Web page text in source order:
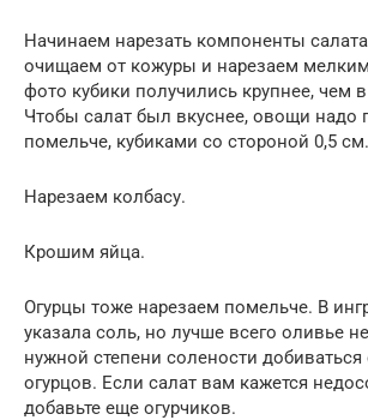
Начинаем нарезать компоненты
очищаем от кожуры и нарезаем
фото кубики получились крупнее, чем
Чтобы салат был вкуснее, овощи надо
помельче, кубиками со стороной 0,5 см.
Нарезаем колбасу.
Крошим яйца.
Огурцы тоже нарезаем помельче. В
указала соль, но лучше всего оливье
нужной степени солености
огурцов. Если салат вам кажется
добавьте еще огурчиков.